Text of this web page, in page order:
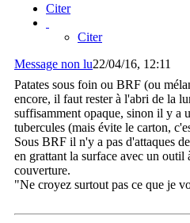
Citer
Citer
Message non lu22/04/16, 12:11
Patates sous foin ou BRF (ou
encore, il faut rester à l'abri de la
suffisamment opaque, sinon il y a
tubercules (mais évite le carton,
Sous BRF il n'y a pas d'attaques
en grattant la surface avec un outil
couverture.
"Ne croyez surtout pas ce que je